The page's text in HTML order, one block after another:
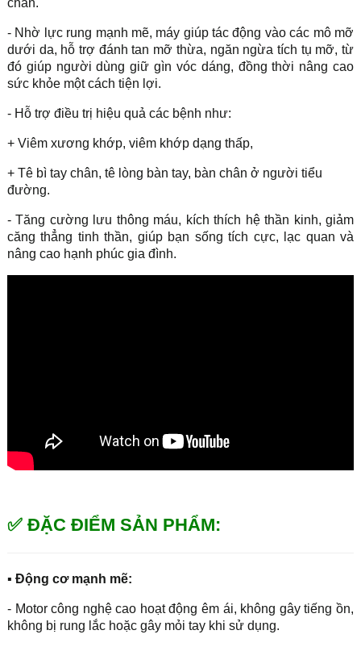
- Nhờ lực rung mạnh mẽ, máy giúp tác động vào các mô mỡ
dưới da, hỗ trợ đánh tan mỡ thừa, ngăn ngừa tích tụ mỡ, từ
đó giúp người dùng giữ gìn vóc dáng, đồng thời nâng cao
sức khỏe một cách tiện lợi.
- Hỗ trợ điều trị hiệu quả các bệnh như:
+ Viêm xương khớp, viêm khớp dạng thấp,
+ Tê bì tay chân, tê lòng bàn tay, bàn chân ở người tiểu
đường.
- Tăng cường lưu thông máu, kích thích hệ thần kinh, giảm
căng thẳng tinh thần, giúp bạn sống tích cực, lạc quan và
nâng cao hạnh phúc gia đình.
✅ ĐẶC ĐIỂM SẢN PHẨM:
▪ Động cơ mạnh mẽ:
- Motor công nghệ cao hoạt động êm ái, không gây tiếng ồn,
không bị rung lắc hoặc gây mỏi tay khi sử dụng.